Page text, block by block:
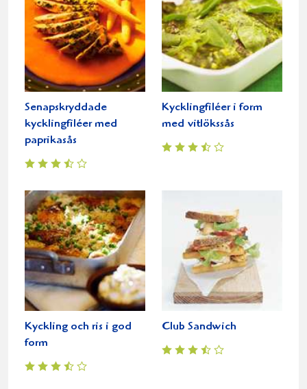
Senapskryddade
kycklingfiléer med
paprikasås
Kycklingfiléer i form
med vitlökssås
Kyckling och ris i god
form
Club Sandwich